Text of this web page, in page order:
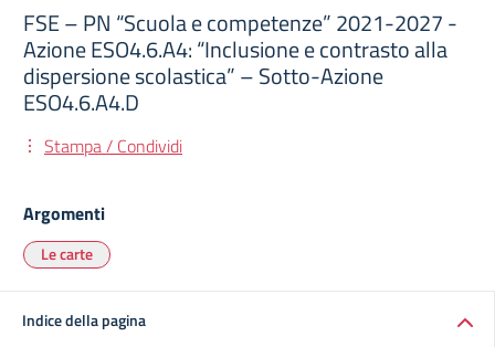
FSE – PN “Scuola e competenze” 2021-2027 -
Azione ESO4.6.A4: “Inclusione e contrasto alla
dispersione scolastica” – Sotto-Azione
ESO4.6.A4.D
Stampa / Condividi
Argomenti
Le carte
Indice della pagina